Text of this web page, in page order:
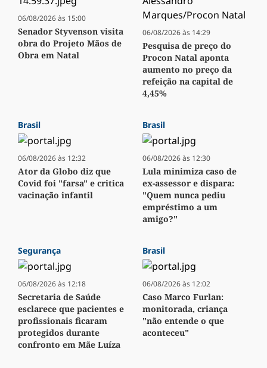
06/08/2026 às 15:00
Senador Styvenson visita
obra do Projeto Mãos de
Obra em Natal
06/08/2026 às 14:29
Pesquisa de preço do
Procon Natal aponta
aumento no preço da
refeição na capital de
4,45%
Brasil
06/08/2026 às 12:32
Ator da Globo diz que
Covid foi "farsa" e critica
vacinação infantil
Brasil
06/08/2026 às 12:30
Lula minimiza caso de
ex-assessor e dispara:
"Quem nunca pediu
empréstimo a um
amigo?"
Segurança
06/08/2026 às 12:18
Secretaria de Saúde
esclarece que pacientes e
profissionais ficaram
protegidos durante
confronto em Mãe Luíza
Brasil
06/08/2026 às 12:02
Caso Marco Furlan:
monitorada, criança
"não entende o que
aconteceu"